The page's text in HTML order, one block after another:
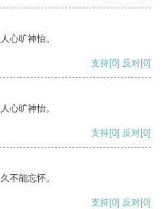
心旷神怡。
支持[0] 反对[0]
心旷神怡。
支持[0] 反对[0]
不能忘怀。
支持[0] 反对[0]